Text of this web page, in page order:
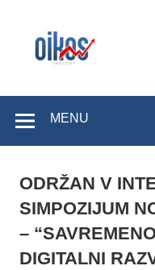
MENU
ODRŽAN V
SIMPOZIJUM
–
DIGITALNI